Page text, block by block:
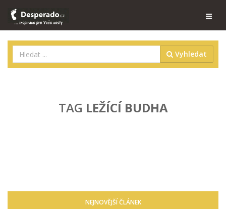
Vyhledat
TAG LEŽÍCÍ BUDHA
NEJNOVĚJŠÍ ČLÁNEK